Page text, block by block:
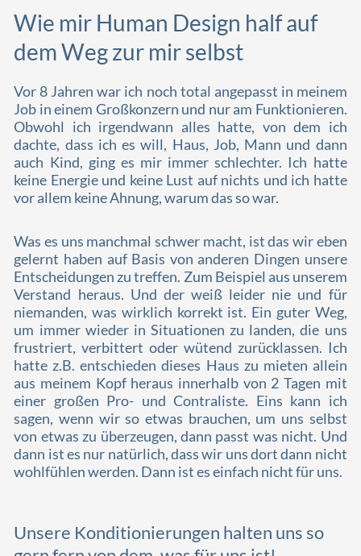
Wie mir Human Design half auf
dem Weg zur mir selbst
Vor 8 Jahren war ich noch total angepasst in meinem
Job in einem Großkonzern und nur am Funktionieren.
Obwohl ich irgendwann alles hatte, von dem ich
dachte, dass ich es will, Haus, Job, Mann und dann
auch Kind, ging es mir immer schlechter. Ich hatte
keine Energie und keine Lust auf nichts und ich hatte
vor allem keine Ahnung, warum das so war.
Was es uns manchmal schwer macht, ist das wir eben
gelernt haben auf Basis von anderen Dingen unsere
Entscheidungen zu treffen. Zum Beispiel aus unserem
Verstand heraus. Und der weiß leider nie und für
niemanden, was wirklich korrekt ist. Ein guter Weg,
um immer wieder in Situationen zu landen, die uns
frustriert, verbittert oder wütend zurücklassen. Ich
hatte z.B. entschieden dieses Haus zu mieten allein
aus meinem Kopf heraus innerhalb von 2 Tagen mit
einer großen Pro- und Contraliste. Eins kann ich
sagen, wenn wir so etwas brauchen, um uns selbst
von etwas zu überzeugen, dann passt was nicht. Und
dann ist es nur natürlich, dass wir uns dort dann nicht
wohlfühlen werden. Dann ist es einfach nicht für uns.
Unsere Konditionierungen halten uns so